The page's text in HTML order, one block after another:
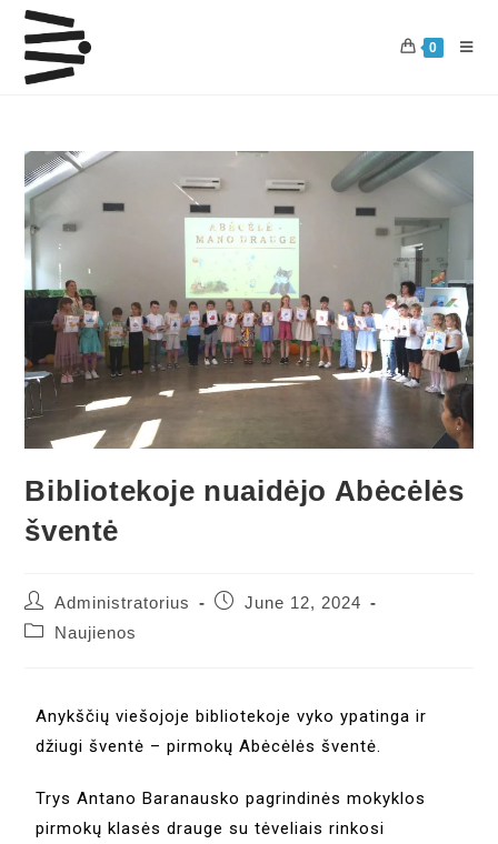
0
Bibliotekoje nuaidėjo Abėcėlės
šventė
Administratorius
June 12, 2024
Naujienos
Anykščių viešojoje bibliotekoje vyko ypatinga ir
džiugi šventė – pirmokų Abėcėlės šventė.
Trys Antano Baranausko pagrindinės mokyklos
pirmokų klasės drauge su tėveliais rinkosi